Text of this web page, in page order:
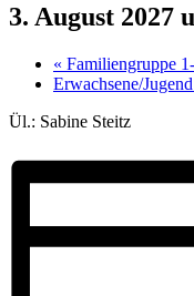
3. August 2027
« Familiengruppe
Erwachsene/
Ül.: Sabine Steitz